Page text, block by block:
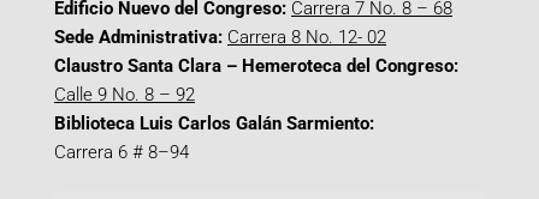
Edificio Nuevo del Congreso: Carrera 7 No. 8 – 68
Sede Administrativa: Carrera 8 No. 12- 02
Claustro Santa Clara – Hemeroteca del Congreso:
Calle 9 No. 8 – 92
Biblioteca Luis Carlos Galán Sarmiento:
Carrera 6 # 8–94